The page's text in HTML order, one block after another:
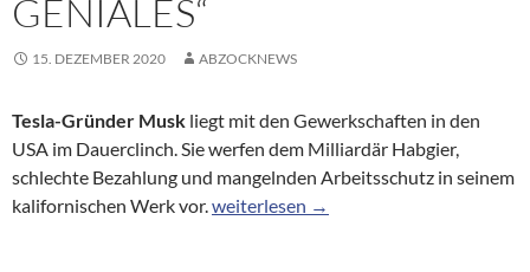
GENIALES“
15. DEZEMBER 2020 ABZOCKNEWS
Tesla-Gründer Musk liegt mit den Gewerkschaften in den
USA im Dauerclinch. Sie werfen dem Milliardär Habgier,
schlechte Bezahlung und mangelnden Arbeitsschutz in seinem
kalifornischen Werk vor.Gewerkschafter über Elon Musk: „Er
weiterlesen →